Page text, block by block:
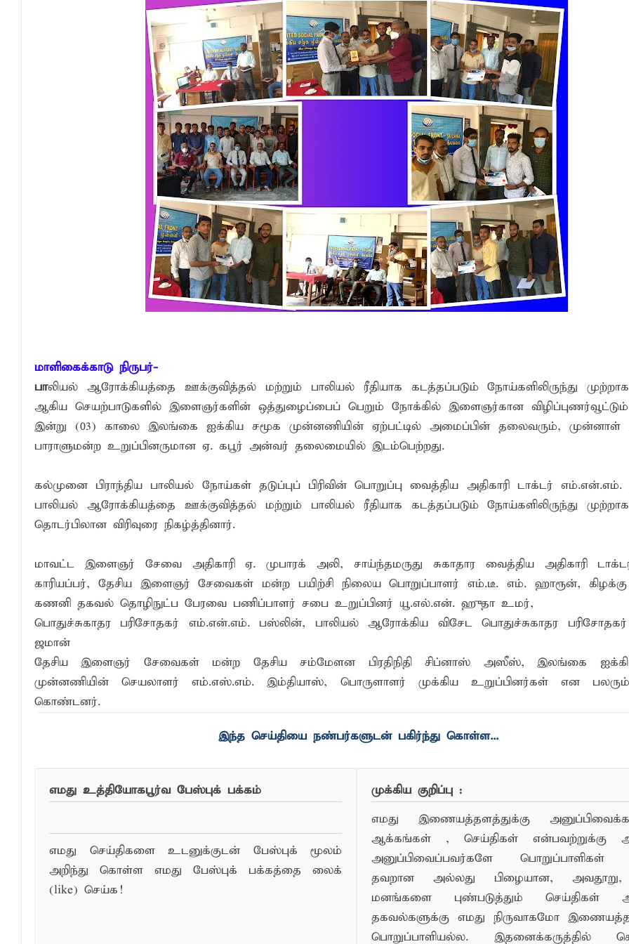
NGO சட்டமூலத்திற்கு எதிராக பாராளுமன்ற உறுப்பினர்கள் வாக்களிக்க வேண்டும் – மனித உரிமைகள்
வேண்டுகோள்
அக்கரைப்பற்று பொலிஸ் பிரிவில் அதிரடிப் போக்குவரத்துச் சோதனை- 187 வழக்குகள் பதிவு, 23 மோட்டார்
தென்கிழக்குப் பல்கலைக்கழகத்தில் புவித் தகவல் தொழில்நுட்ப குறுகியகால கற்கைநெறி ஆரம்பம்: பன்முகக்
காலத்தின் தேவை – பீடாதிபதி பேராசிரியர் எம். எம். பாஸில்
தீகவாபியில் பயிர்ச்செய்கைகள் நாசம்- அறுவடைக்குத் தயாராகவிருந்த நெல் வயல்களை துவம்சம் செய்த
தென்கிழக்குப் பல்கலைக்கழகத்திற்கு மேலும் ஓர் பெருமை
தென்கிழக்குப் பல்கலையில் மூன்று நாட்கள், ஒன்பது அமர்வுகள்; 3,397 பட்டதாரிகளுக்கு பட்டங்கள் –
நினைவுப் பதக்கங்கள் மற்றும் சிறப்புப் பரிசுகள்
இலங்கை அஹ்திய்யா பாடசாலைகளின் 75ஆவது ஆண்டு பவள விழா ஏற்பாடுகள் தொடர்பாக அம்பாறை
தென்கிழக்குப் பல்கலைக்கழக ஊழியர் சங்கத்தின் புதிய செயலாளராக நாபி எம். முஸ்னி பதவியேற்பு
வியப்பில் ஆழ்த்தும் விபூதி மலை! – கதிர்காமத்தின் மறைந்திருக்கும் அதிசயம்
சாய்ந்தமருது ரியல் பிளாஸ்டர் விளையாட்டுக் கழகத்தின் ரீஜென்சி டி20 பிளாஸ்ட் கிரிக்கெட் சுற்றுப்போட்டி
நிதி மோசடிகளைத் தடுப்பதற்காக மத்திய வங்கி – பொலிஸார் இணைந்து அம்பாறையில் விசேட விழிப்புணர்வு
மாளிகைக்காடு நிருபர்-
பாலியல் ஆரோக்கியத்தை ஊக்குவித்தல் மற்றும் பாலியல் ரீதியாக கடத்தப்படும் நோய்களிலிருந்து
ஆகிய செயற்பாடுகளில் இளைஞர்களின் ஒத்துழைப்பைப் பெறும் நோக்கில் இளைஞர்கான விழிப்புணர்வூட்டும்
இன்று (03) காலை இலங்கை ஐக்கிய சமூக முன்னணியின் ஏற்பட்டில் அமைப்பின் தலைவரும்,
பாராளுமன்ற உறுப்பினருமான ஏ. கபூர் அன்வர் தலைமையில் இடம்பெற்றது.
கல்முனை பிராந்திய பாலியல் நோய்கள் தடுப்புப் பிரிவின் பொறுப்பு வைத்திய அதிகாரி டாக்டர்
பாலியல் ஆரோக்கியத்தை ஊக்குவித்தல் மற்றும் பாலியல் ரீதியாக கடத்தப்படும் நோய்களிலிருந்து
தொடர்பிலான விரிவுரை நிகழ்த்தினார்.
மாவட்ட இளைஞர் சேவை அதிகாரி ஏ. முபாரக் அலி, சாய்ந்தமருது சுகாதார வைத்திய அதிகாரி
காரியப்பர், தேசிய இளைஞர் சேவைகள் மன்ற பயிற்சி நிலைய பொறுப்பாளர் எம்.டீ. எம். ஹாரூன்,
கணனி தகவல் தொழிநுட்ப பேரவை பணிப்பாளர் சபை உறுப்பினர் யூ.எல்.என். ஹுதா உமர்,
பொதுச்சுகாதர பரிசோதகர் எம்.என்.எம். பஸ்லின், பாலியல் ஆரோக்கிய விசேட பொதுச்சுகாதர
ஜமான்
தேசிய இளைஞர் சேவைகள் மன்ற தேசிய சம்மேளன பிரதிநிதி சிப்னாஸ் அஸீஸ், இலங்கை
முன்னணியின் செயலாளர் எம்.எஸ்.எம். இம்தியாஸ், பொருளாளர் முக்கிய உறுப்பினர்கள் என
கொண்டனர்.
இந்த செய்தியை நண்பர்களுடன் பகிர்ந்து கொள்ள...
எமது உத்தியோகபூர்வ பேஸ்புக் பக்கம்
எமது செய்திகளை உடனுக்குடன் பேஸ்புக் மூலம்
அறிந்து கொள்ள எமது பேஸ்புக் பக்கத்தை லைக்
(like) செய்க!
முக்கிய குறிப்பு :
எமது இணையத்தளத்துக்கு
ஆக்கங்கள் , செய்திகள் என்பவற்றுக்கு
அனுப்பிவைப்பவர்களே பொறுப்பாளிகள்
தவறான அல்லது பிழையான, அவதூறு,
மனங்களை புண்படுத்தும் செய்திகள்
தகவல்களுக்கு எமது நிருவாகமோ
பொறுப்பாளியல்ல. இதனைக்கருத்தில்